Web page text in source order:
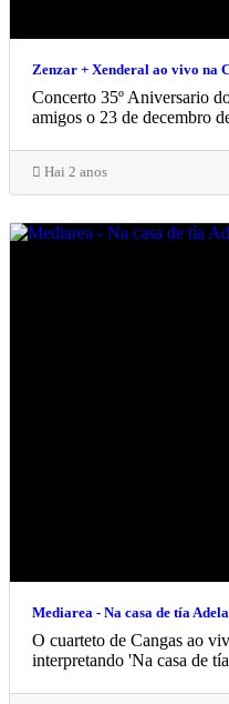
Zenzar + Xenderal ao vivo na
Concerto 35º Aniversario
amigos o 23 de decembro
Hai 2 anos
Mediarea - Na casa de tía
O cuarteto de Cangas ao
interpretando 'Na casa de